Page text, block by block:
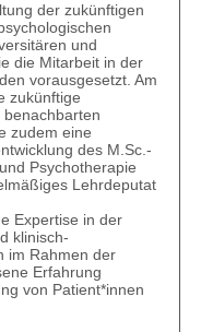
der zukünftigen
und
die Mitarbeit in der
vorausgesetzt. Am
zukünftige
zudem eine
des M.Sc.-
Psychotherapie
Lehrdeputat
Expertise in der
klinisch-
im Rahmen der
Erfahrung
von Patient*innen